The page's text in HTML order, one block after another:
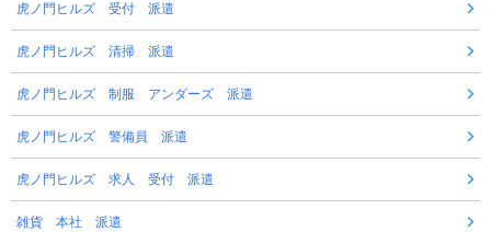
虎ノ門ヒルズ 受付 派遣
虎ノ門ヒルズ 清掃 派遣
虎ノ門ヒルズ 制服 アンダーズ 派遣
虎ノ門ヒルズ 警備員 派遣
虎ノ門ヒルズ 求人 受付 派遣
雑貨 本社 派遣